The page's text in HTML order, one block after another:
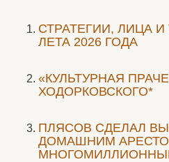
СТРАТЕГИИ, ЛИЦА
ЛЕТА 2026 ГОДА
«КУЛЬТУРНАЯ
ХОДОРКОВСКОГО*
ПЛЯСОВ СДЕЛАЛ
ДОМАШНИМ